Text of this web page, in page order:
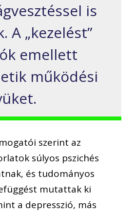
is
A „kezelést”
emellett
működési
szerint az
súlyos pszichés
és tudományos
mutattak ki
a depresszió, más